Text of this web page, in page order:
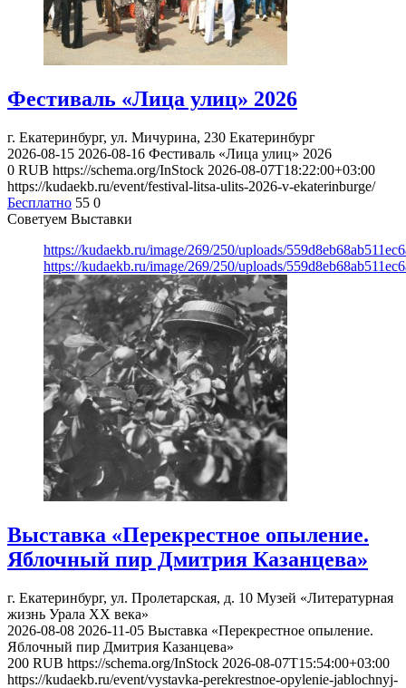
Фестиваль «Лица улиц» 2026
г. Екатеринбург, ул. Мичурина, 230 Екатеринбург
2026-08-15 2026-08-16 Фестиваль «Лица улиц» 2026
0 RUB https://schema.org/InStock 2026-08-07T18:22:00+03:00
https://kudaekb.ru/event/festival-litsa-ulits-2026-v-ekaterinburge/
Бесплатно 55 0
Советуем Выставки
https://kudaekb.ru/image/269/250/uploads/
https://kudaekb.ru/image/269/250/uploads/
Выставка «Перекрестное опыление.
Яблочный пир Дмитрия Казанцева»
г. Екатеринбург, ул. Пролетарская, д. 10 Музей «Литературная
жизнь Урала ХХ века»
2026-08-08 2026-11-05 Выставка «Перекрестное опыление.
Яблочный пир Дмитрия Казанцева»
200 RUB https://schema.org/InStock 2026-08-07T15:54:00+03:00
https://kudaekb.ru/event/vystavka-perekrestnoe-opylenie-jablochnyj-